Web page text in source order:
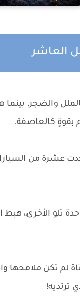
العاشر
والضجر،
بقوةٍ كالعاصفة.
عشرة من
تلو الأخرى، هبط
لم تكن
ترتديه!